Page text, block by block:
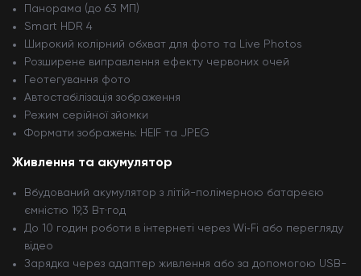
Панорама (до 63 МП)
Smart HDR 4
Широкий колірний обхват для фото та Live Photos
Розширене виправлення ефекту червоних очей
Геотегування фото
Автостабілізація зображення
Режим серійної зйомки
Формати зображень: HEIF та JPEG
Живлення та акумулятор
Вбудований акумулятор з літій-полімерною батареєю
ємністю 19,3 Вт·год
До 10 годин роботи в інтернеті через Wi‑Fi або перегляду
відео
Зарядка через адаптер живлення або за допомогою USB-